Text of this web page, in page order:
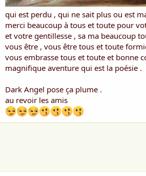
qui est perdu , qui ne sait plus ou est
merci beaucoup à tous et toute pour
et votre gentillesse , sa ma beaucoup
vous être , vous être tous et toute
vous embrasse tous et toute et bonne
magnifique aventure qui est la poésie .
Dark Angel pose ça plume .
au revoir les amis